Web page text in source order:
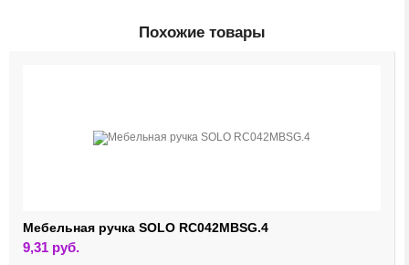
Похожие товары
Мебельная ручка SOLO RC042MBSG.4
9,31 руб.